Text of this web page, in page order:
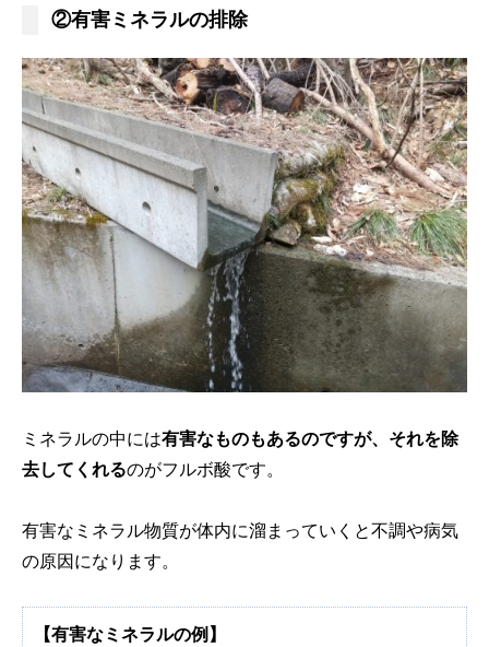
②有害ミネラルの排除
ミネラルの中には有害なものもあるのですが、それを除
去してくれるのがフルボ酸です。
有害なミネラル物質が体内に溜まっていくと不調や病気
の原因になります。
【有害なミネラルの例】